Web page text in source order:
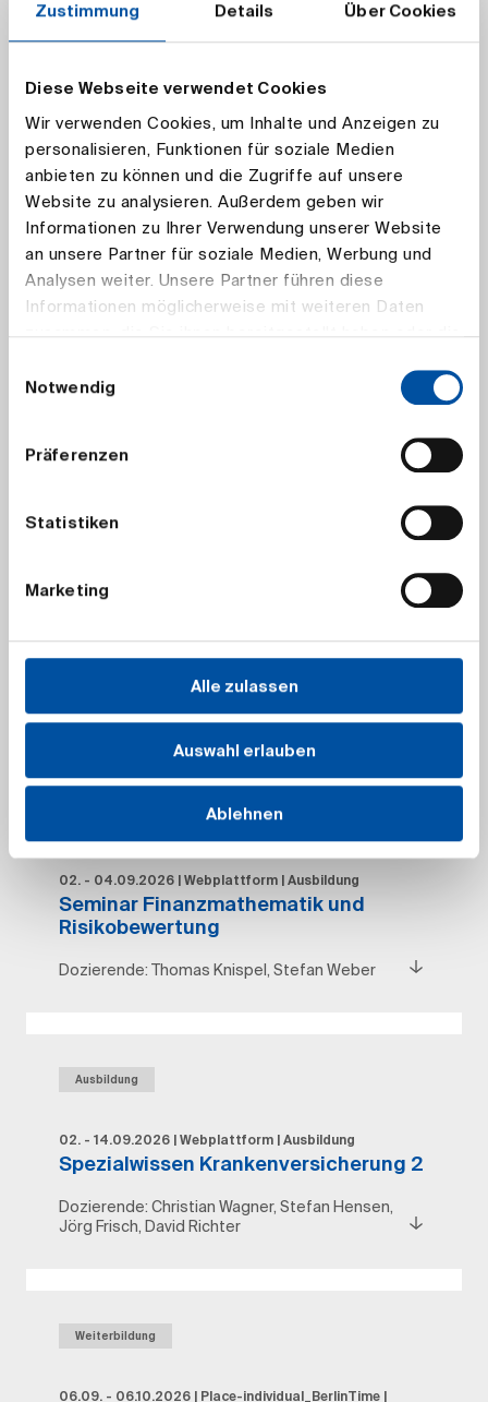
Zustimmung Details Über Cookies
Diese Webseite verwendet Cookies
Wir verwenden Cookies, um Inhalte und Anzeigen zu
personalisieren, Funktionen für soziale Medien
anbieten zu können und die Zugriffe auf unsere
Website zu analysieren. Außerdem geben wir
Informationen zu Ihrer Verwendung unserer Website
an unsere Partner für soziale Medien, Werbung und
Analysen weiter. Unsere Partner führen diese
Informationen möglicherweise mit weiteren Daten
haben.
Notwendig
Präferenzen
Statistiken
Marketing
Alle zulassen
Auswahl erlauben
Ablehnen
Modellierung (nur PO Nr. 6)
Sven Ebert, Giuseppe Maria Capriani, Adrian
Schneider, Johanna Borsch-Schämann, Kathlen
Bläser
Ausbildung
26.08. - 11.09.2026|Webplattform |Ausbildung
Seminar Versicherungsmathematik
Anja Schmiedt, Eva Katharina Younis
virtueller qx-Club
Köln/Bonn/Düsseldorf "Vom Review zur
Ulrike Voßmann, Christiane Bethge
Warteliste
02. - 04.09.2026| Webplattform| Ausbildung
Seminar Finanzmathematik und
Risikobewertung
Dozierende: Thomas Knispel, Stefan Weber
Ausbildung
02. - 14.09.2026| Webplattform| Ausbildung
Spezialwissen Krankenversicherung 2
Dozierende: Christian Wagner, Stefan Hensen,
Jörg Frisch, David Richter
Weiterbildung
06.09. - 06.10.2026| Place-individual_BerlinTime|